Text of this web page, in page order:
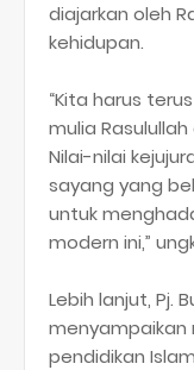
diajarkan oleh
kehidupan.
“Kita harus
mulia
Nilai-nilai
sayang yang
untuk
modern ini,”
Lebih lanjut, Pj.
menyampaikan
pendidikan